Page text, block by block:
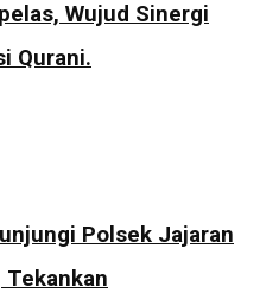
Wujud Sinergi
Qurani.
Polsek Jajaran
Tekankan